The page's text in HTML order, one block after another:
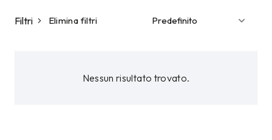
Filtri Elimina filtri
Nessun risultato trovato.